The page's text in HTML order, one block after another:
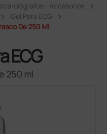
- Accesorios
Gel Para ECG
De 250 Ml
ECG
250 ml